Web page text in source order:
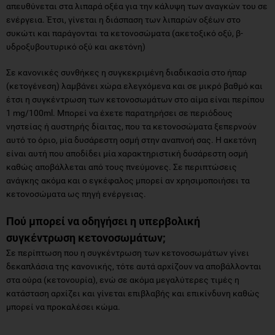
απευθύνεται στα λιπαρά οξέα για την κάλυψη των αναγκών του σε
ενέργεια. Έτσι, γίνεται η διάσπαση των λιπαρών οξέων στο
συκώτι και παράγονται τα κετονοσώματα (ακετοξικό οξύ, β-
υδροξυβουτυρικό οξύ και ακετόνη)
Σε κανονικές συνθήκες η συγκεκριμένη διαδικασία στο ήπαρ
(κετογένεση) λαμβάνει χώρα ελεγχόμενα και σε μικρό βαθμό και
έτσι η συγκέντρωση των κετονοσωμάτων στο αίμα είναι περίπου
1 mg/100ml. Μπορεί να έχετε παρατηρήσει σε περιόδους
νηστείας ή αυστηρής δίαιτας, που τα κετονοσώματα ξεπερνούν
αυτό το όριο, μία δυσάρεστη οσμή στην αναπνοή σας. Η ακετόνη
είναι αυτή που αποδίδει μία χαρακτηριστική δυσάρεστη οσμή
καθώς αποβάλλεται από τους πνεύμονες. Σε περιπτώσεις
ανάγκης ακόμα και ο εγκέφαλος μπορεί αν χρησιμοποιήσει τα
κετονοσώματα ως πηγή ενέργειας.
Πού μπορεί να οδηγήσει η υπερβολική
συγκέντρωση κετονοσωμάτων;
Σε περίπτωση που η συγκέντρωση των κετονοσωμάτων γίνει
δεκαπλάσια της κανονικής, τότε αυτά αρχίζουν να αποβάλλονται
στα ούρα (κετονουρία), ενώ σε ακόμα μεγαλύτερες τιμές η
κατάσταση αρχίζει και γίνεται επιβλαβής και επικίνδυνη καθώς
μπορεί να προκαλέσει κώμα.